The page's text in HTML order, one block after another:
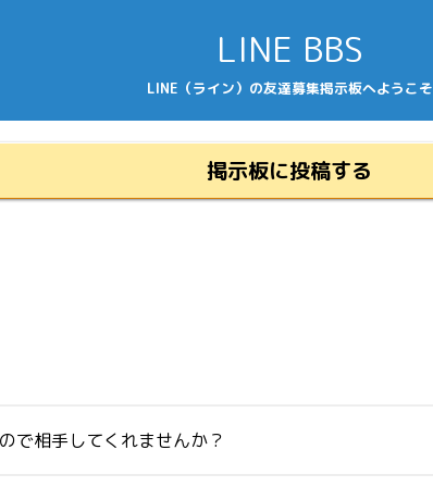
LINE BBS
LINE（ライン）の友達募集掲示板へようこそ
掲示板に投稿する
で相手してくれませんか？